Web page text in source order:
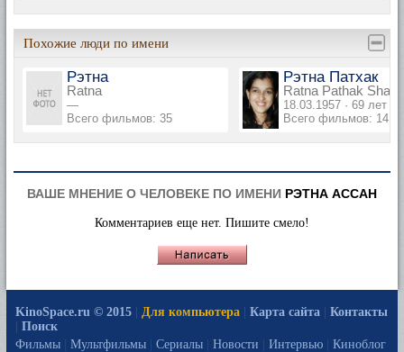
Похожие люди по имени
Рэтна
Ratna
—
Всего фильмов: 35
Рэтна Патхак
Ratna Pathak Shah
18.03.1957 · 69 лет
Всего фильмов: 14
ВАШЕ МНЕНИЕ О ЧЕЛОВЕКЕ ПО ИМЕНИ РЭТНА АССАН
Комментариев еще нет. Пишите смело!
KinoSpace.ru © 2015 Для компьютера Карта сайта
Контакты
Поиск
Фильмы
Мультфильмы Сериалы Новости Интервью Киноблог